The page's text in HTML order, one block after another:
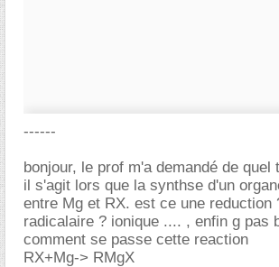
------
bonjour, le prof m'a demandé de quel
il s'agit lors que la synthse d'un
entre Mg et RX. est ce une reduction
radicalaire ? ionique .... , enfin g pas
comment se passe cette reaction
RX+Mg-> RMgX